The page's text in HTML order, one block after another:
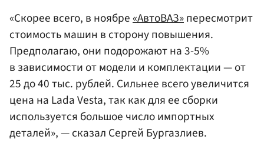
«Скорее всего, в ноябре«АвтоВАЗ»пересмотрит
стоимость машин в сторону повышения.
Предполагаю, они подорожают на 3-5%
в зависимости от модели и комплектации — от
25 до 40 тыс. рублей. Сильнее всего увеличится
цена на Lada Vesta, так как для ее сборки
используется большое число импортных
деталей», — сказал Сергей Бургазлиев.